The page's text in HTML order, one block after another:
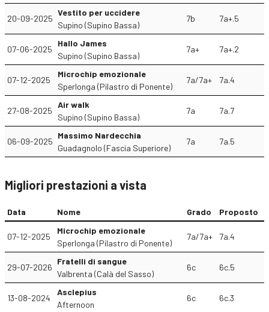
20-09-2025
Vestito per uccidere
Supino (Supino Bassa)
7b 7a+.5
07-06-2025
Hallo James
Supino (Supino Bassa)
7a+ 7a+.2
07-12-2025
Microchip emozionale
Sperlonga (Pilastro di Ponente)
7a/7a+ 7a.4
27-08-2025
Air walk
Supino (Supino Bassa)
7a 7a.7
06-09-2025
Massimo Nardecchia
Guadagnolo (Fascia Superiore)
7a 7a.5
Migliori prestazioni a vista
Data Nome Grado Proposto
07-12-2025
Microchip emozionale
Sperlonga (Pilastro di Ponente)
7a/7a+ 7a.4
29-07-2026
Fratelli di sangue
Valbrenta (Calà del Sasso)
6c 6c.5
13-08-2024
Asclepius
Afternoon
6c 6c.3